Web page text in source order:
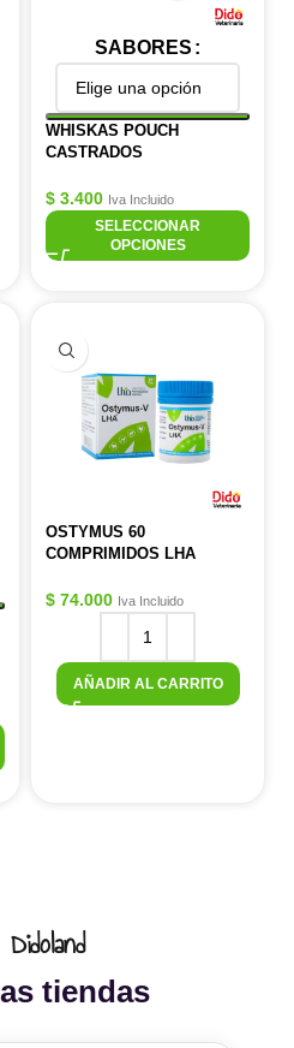
SABORES
WHISKAS POUCH
CASTRADOS
$ 3.400 Iva Incluido
SELECCIONAR
OPCIONES
OSTYMUS 60
COMPRIMIDOS LHA
$ 74.000 Iva Incluido
AÑADIR AL CARRITO
Didoland
tiendas